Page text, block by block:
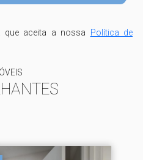
que aceita a nossa Política de